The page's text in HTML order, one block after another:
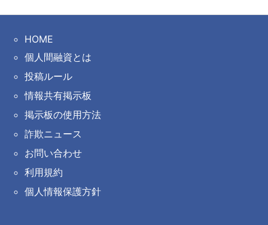
HOME
個人間融資とは
投稿ルール
情報共有掲示板
掲示板の使用方法
詐欺ニュース
お問い合わせ
利用規約
個人情報保護方針